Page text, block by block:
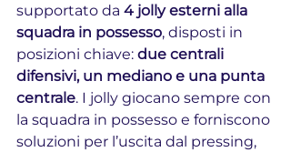
supportato da 4 jolly esterni alla
squadra in possesso, disposti in
posizioni chiave: due centrali
difensivi, un mediano e una punta
centrale. I jolly giocano sempre con
la squadra in possesso e forniscono
soluzioni per l’uscita dal pressing,